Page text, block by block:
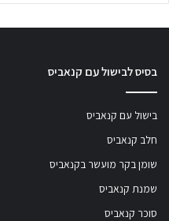
בסיס לבישול עם קנאביס
בישול עם קנאביס
חלב קנאביס
שומן בקר מועשר בקנאביס
שמנת קנאביס
סוכר קנאביס